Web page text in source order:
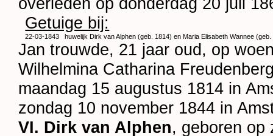
Getuige bij:
22-03-1843 huwelijk Dirk van Alphen (geb. 1814) en Maria Elisabeth Wannee (geb.
Jan trouwde, 21 jaar oud, op
Wilhelmina Catharina
maandag 15 augustus 1814 in
zondag 10 november 1844 in
VI. Dirk van Alphen, geboren op